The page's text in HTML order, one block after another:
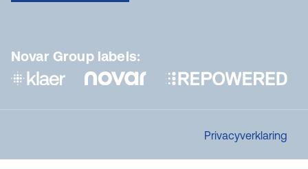
Novar Group labels:
Privacyverklaring